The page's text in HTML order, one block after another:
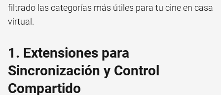
filtrado las categorías más útiles para tu cine en casa
virtual.
1. Extensiones para
Sincronización y Control
Compartido